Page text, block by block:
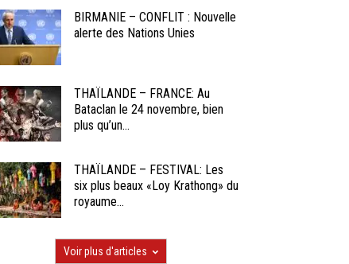
BIRMANIE – CONFLIT : Nouvelle
alerte des Nations Unies
THAÏLANDE – FRANCE: Au
Bataclan le 24 novembre, bien
plus qu’un...
THAÏLANDE – FESTIVAL: Les
six plus beaux «Loy Krathong» du
royaume...
Voir plus d'articles